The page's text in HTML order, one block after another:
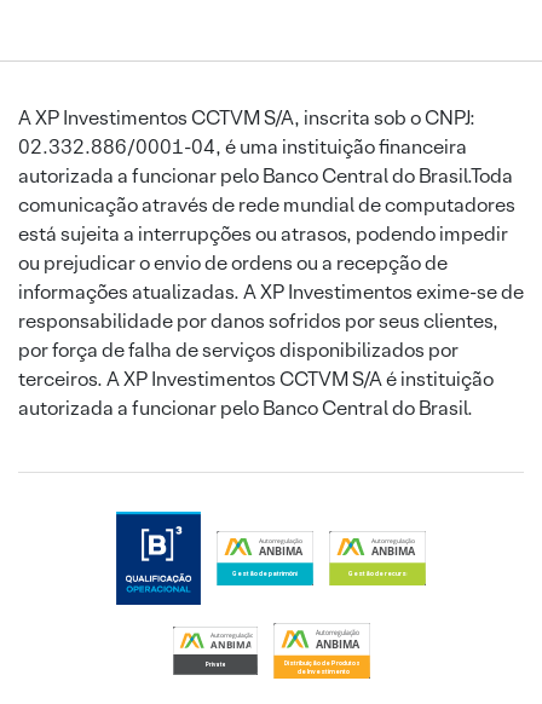
A XP Investimentos CCTVM S/A, inscrita sob o CNPJ:
02.332.886/0001-04, é uma instituição financeira
autorizada a funcionar pelo Banco Central do Brasil.Toda
comunicação através de rede mundial de computadores
está sujeita a interrupções ou atrasos, podendo impedir
ou prejudicar o envio de ordens ou a recepção de
informações atualizadas. A XP Investimentos exime-se de
responsabilidade por danos sofridos por seus clientes,
por força de falha de serviços disponibilizados por
terceiros. A XP Investimentos CCTVM S/A é instituição
autorizada a funcionar pelo Banco Central do Brasil.